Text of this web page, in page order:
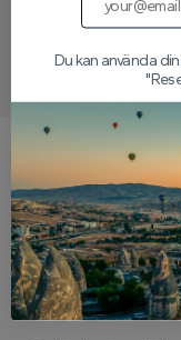
24-timmars
back-garanti
Du kan använda